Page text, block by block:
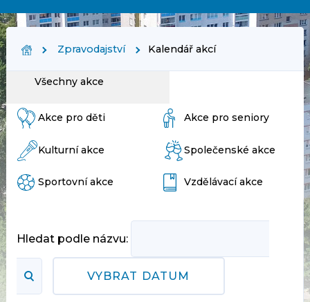
Zpravodajství Kalendář akcí
Hledat podle názvu:
VYBRAT DATUM
Všechny akce
Akce pro děti Akce pro seniory
Kulturní akce Společenské akce
Sportovní akce Vzdělávací akce